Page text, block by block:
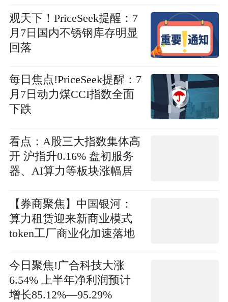
观天下！PriceSeek提醒：7
月7日国内不锈钢库存明显
回落
每日焦点!PriceSeek提醒：7
月7日动力煤CCI指数全面
下跌
看点：A股三大指数集体高
开 沪指升0.16% 盘初服务
器、AI算力等板块涨幅居
【券商聚焦】中国银河：
算力租赁迎来新商业模式
token工厂商业化加速落地
今日聚焦!广合科技大涨
6.54% 上半年净利润预计
增长85.12%—95.29%